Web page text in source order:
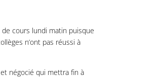
cours lundi matin puisque
n’ont pas réussi à
négocié qui mettra fin à